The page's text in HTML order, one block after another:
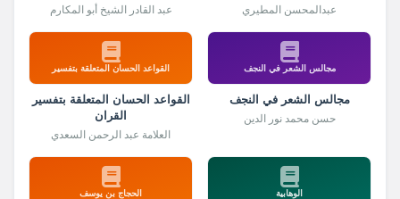
عبدالمحسن المطيري عبد القادر الشيخ أبو المكارم
مجالس الشعر في النجف
مجالس الشعر في النجف
حسن محمد نور الدين
القواعد الحسان المتعلقة بتفسير
القواعد الحسان المتعلقة بتفسير
القران
العلامة عبد الرحمن السعدي
الوهابية الحجاج بن يوسف